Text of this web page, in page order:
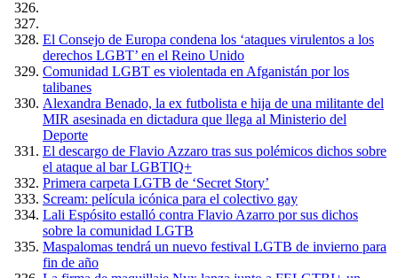
El Consejo de Europa condena los ‘ataques virulentos a los
derechos LGBT’ en el Reino Unido
Comunidad LGBT es violentada en Afganistán por los
talibanes
Alexandra Benado, la ex futbolista e hija de una militante del
MIR asesinada en dictadura que llega al Ministerio del
Deporte
El descargo de Flavio Azzaro tras sus polémicos dichos sobre
el ataque al bar LGBTIQ+
Primera carpeta LGTB de ‘Secret Story’
Scream: película icónica para el colectivo gay
Lali Espósito estalló contra Flavio Azarro por sus dichos
sobre la comunidad LGTB
Maspalomas tendrá un nuevo festival LGTB de invierno para
fin de año